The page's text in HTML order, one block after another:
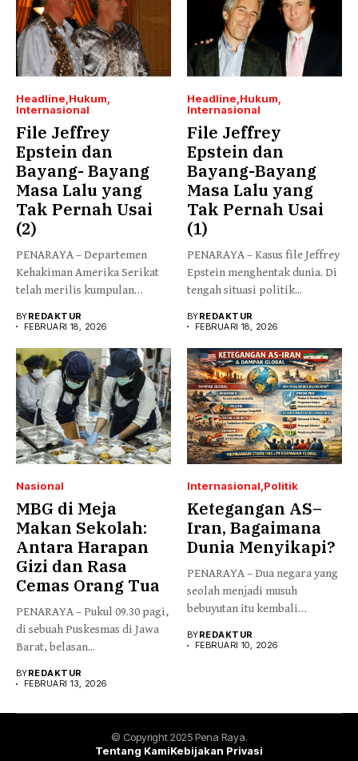
Headline Hukum
Internasional
File Jeffrey
Epstein dan
Bayang- Bayang
Masa Lalu yang
Tak Pernah Usai
(2)
PENARAYA – Departemen
Kehakiman Amerika Serikat
telah merilis kumpulan
pertama...
BYREDAKTUR
FEBRUARI 18, 2026
Headline Hukum
Internasional
File Jeffrey
Epstein dan
Bayang-Bayang
Masa Lalu yang
Tak Pernah Usai
(1)
PENARAYA – Kasus file Jeffrey
Epstein menghentak dunia. Di
tengah situasi politik...
BYREDAKTUR
FEBRUARI 18, 2026
Nasional
MBG di Meja
Makan Sekolah:
Antara Harapan
Gizi dan Rasa
Cemas Orang Tua
PENARAYA – Pukul 09.30 pagi,
di sebuah Puskesmas di Jawa
Barat, belasan...
BYREDAKTUR
FEBRUARI 13, 2026
Internasional Politik
Ketegangan AS–
Iran, Bagaimana
Dunia Menyikapi?
PENARAYA – Dua negara yang
seolah menjadi musuh
bebuyutan itu kembali
BYREDAKTUR
FEBRUARI 10, 2026
© Copyright 2025 Pena Raya.
Tentang KamiKebijakan Privasi